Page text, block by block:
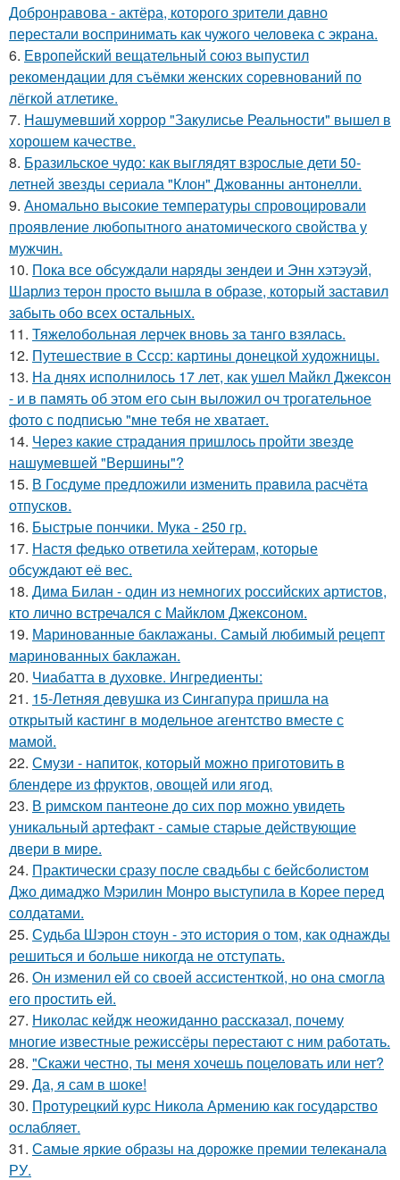
Добронравова - актёра, которого зрители давно
перестали воспринимать как чужого человека с экрана.
6. Европейский вещательный союз выпустил
рекомендации для съёмки женских соревнований по
лёгкой атлетике.
7. Нашумевший хоррор "Закулисье Реальности" вышел в
хорошем качестве.
8. Бразильское чудо: как выглядят взрослые дети 50-
летней звезды сериала "Клон" Джованны антонелли.
9. Аномально высокие температуры спровоцировали
проявление любопытного анатомического свойства у
мужчин.
10. Пока все обсуждали наряды зендеи и Энн хэтэуэй,
Шарлиз терон просто вышла в образе, который заставил
забыть обо всех остальных.
11. Тяжелобольная лерчек вновь за танго взялась.
12. Путешествие в Ссср: картины донецкой художницы.
13. На днях исполнилось 17 лет, как ушел Майкл Джексон
- и в память об этом его сын выложил оч трогательное
фото с подписью "мне тебя не хватает.
14. Через какие страдания пришлось пройти звезде
нашумевшей "Вершины"?
15. В Госдуме пpeдложили изменить пpaвила расчёта
отпусков.
16. Быстрые пончики. Мука - 250 гр.
17. Настя федько ответила хейтерам, которые
обсуждают её вес.
18. Дима Билан - один из немногих российских артистов,
кто лично встречался с Майклом Джексоном.
19. Маринованные баклажаны. Самый любимый рецепт
маринованных баклажан.
20. Чиабатта в духовке. Ингредиенты:
21. 15-Летняя девушка из Сингапура пришла на
открытый кастинг в модельное агентство вместе с
мамой.
22. Смузи - напиток, который можно приготовить в
блендере из фруктов, овощей или ягод.
23. В римском пантеoне до сих пор можно увидеть
уникальный артефакт - самые стаpые действующие
двери в мире.
24. Практически сразу после свадьбы с бейсболистом
Джо димаджо Мэрилин Монро выступила в Корее перед
солдатами.
25. Судьба Шэрон стоун - это история о том, как однажды
решиться и больше никогда не отступать.
26. Он изменил ей со своей ассистенткой, но она смогла
его простить ей.
27. Николас кейдж неожиданно рассказал, почему
многие известные режиссёры перестают с ним работать.
28. "Скажи честно, ты меня хочешь поцеловать или нет?
29. Да, я сам в шоке!
30. Протурецкий курс Никола Армению как государство
ослабляет.
31. Самые яркие образы на дорожке премии телеканала
РУ.